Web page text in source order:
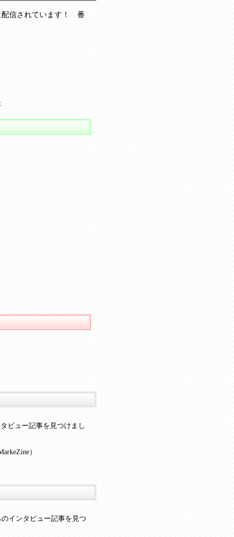
配信されています！ 番
ビュー記事を見つけまし
）
インタビュー記事を見つ